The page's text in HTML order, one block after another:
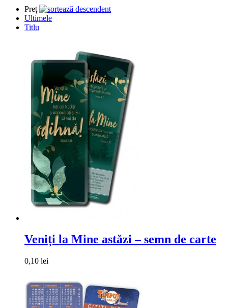
Preț
Ultimele
Titlu
Veniți la Mine astăzi – semn de carte
0,10 lei